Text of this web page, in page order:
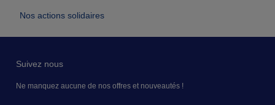
Nos actions solidaires
Suivez nous
Ne manquez aucune de nos offres et nouveautés !